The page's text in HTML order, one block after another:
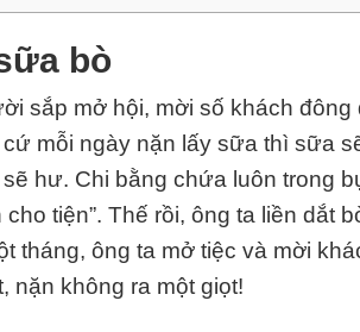
bò
sắp mở hội, mời số khách
mỗi ngày nặn lấy sữa thì sữa
hư. Chi bằng chứa luôn trong
cho tiện”. Thế rồi, ông ta liền dắt
tháng, ông ta mở tiệc và mời
nặn không ra một giọt!